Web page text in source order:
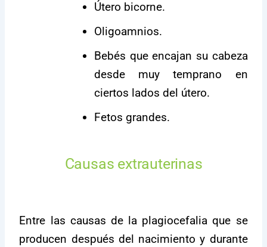
Útero bicorne.
Oligoamnios.
Bebés que encajan su cabeza
desde muy temprano en
ciertos lados del útero.
Fetos grandes.
Causas extrauterinas
Entre las causas de la plagiocefalia que se
producen después del nacimiento y durante